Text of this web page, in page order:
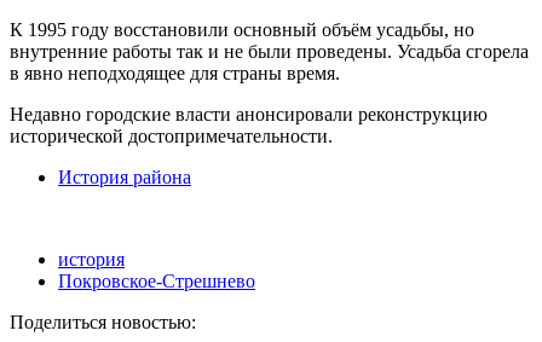
К 1995 году восстановили основный объём усадьбы, но
внутренние работы так и не были проведены. Усадьба сгорела
в явно неподходящее для страны время.
Недавно городские власти анонсировали реконструкцию
исторической достопримечательности.
История района
история
Покровское-Стрешнево
Поделиться новостью: